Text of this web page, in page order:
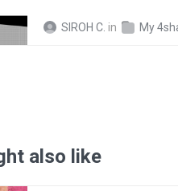
SIROH C. in My
also like